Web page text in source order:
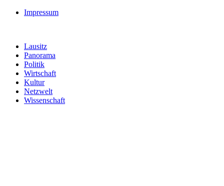
Impressum
Lausitz
Panorama
Politik
Wirtschaft
Kultur
Netzwelt
Wissenschaft